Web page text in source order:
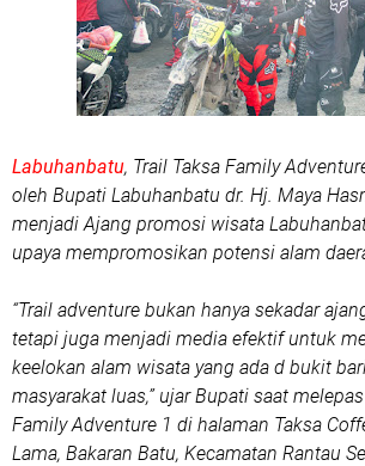
Labuhanbatu, Trail Taksa Family
oleh Bupati Labuhanbatu dr. Hj. Maya
menjadi Ajang promosi wisata
upaya mempromosikan potensi alam
“Trail adventure bukan hanya sekadar
tetapi juga menjadi media efektif untuk
keelokan alam wisata yang ada d bukit
masyarakat luas,” ujar Bupati saat
Family Adventure 1 di halaman Taksa
Lama, Bakaran Batu, Kecamatan Rantau